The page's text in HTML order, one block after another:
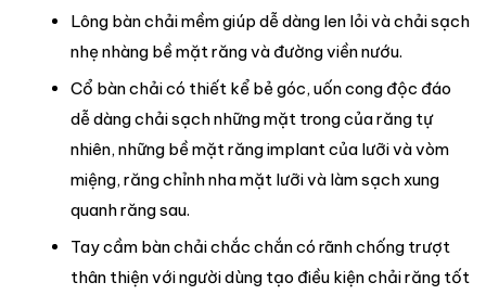
Lông bàn chải mềm giúp dễ dàng len lỏi và chải sạch
nhẹ nhàng bề mặt răng và đường viền nướu.
Cổ bàn chải có thiết kể bẻ góc, uốn cong độc đáo
dễ dàng chải sạch những mặt trong của răng tự
nhiên, những bề mặt răng implant của lưỡi và vòm
miệng, răng chỉnh nha mặt lưỡi và làm sạch xung
quanh răng sau.
Tay cầm bàn chải chắc chắn có rãnh chống trượt
thân thiện với người dùng tạo điều kiện chải răng tốt